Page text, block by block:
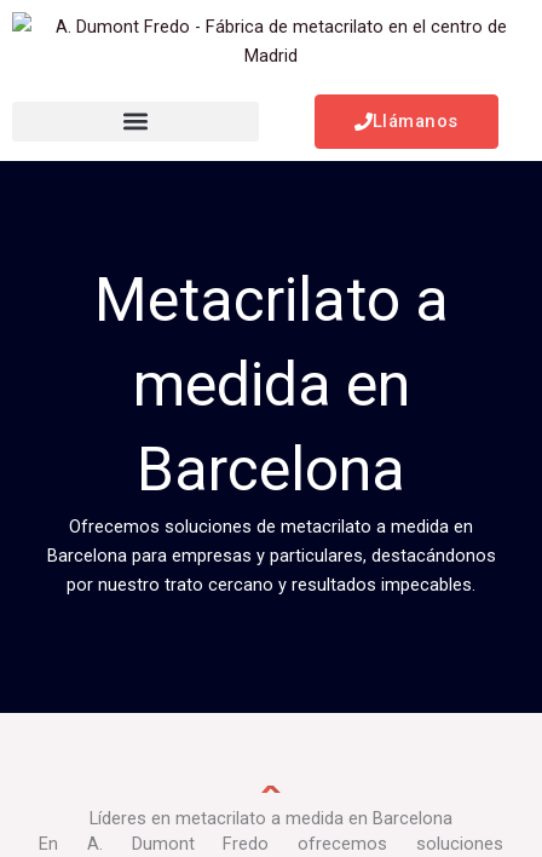
Llámanos
Metacrilato a
medida en
Barcelona
Ofrecemos soluciones de metacrilato a medida en
Barcelona para empresas y particulares, destacándonos
por nuestro trato cercano y resultados impecables.
Líderes en metacrilato a medida en Barcelona
En A. Dumont Fredo ofrecemos soluciones